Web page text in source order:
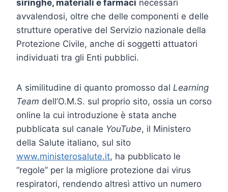
siringhe, materiali e farmaci necessari
avvalendosi, oltre che delle componenti e delle
strutture operative del Servizio nazionale della
Protezione Civile, anche di soggetti attuatori
individuati tra gli Enti pubblici.
A similitudine di quanto promosso dal Learning
Team dell’O.M.S. sul proprio sito, ossia un corso
online la cui introduzione è stata anche
pubblicata sul canale YouTube, il Ministero
della Salute italiano, sul sito
www.ministerosalute.it, ha pubblicato le
“regole” per la migliore protezione dai virus
respiratori, rendendo altresì attivo un numero